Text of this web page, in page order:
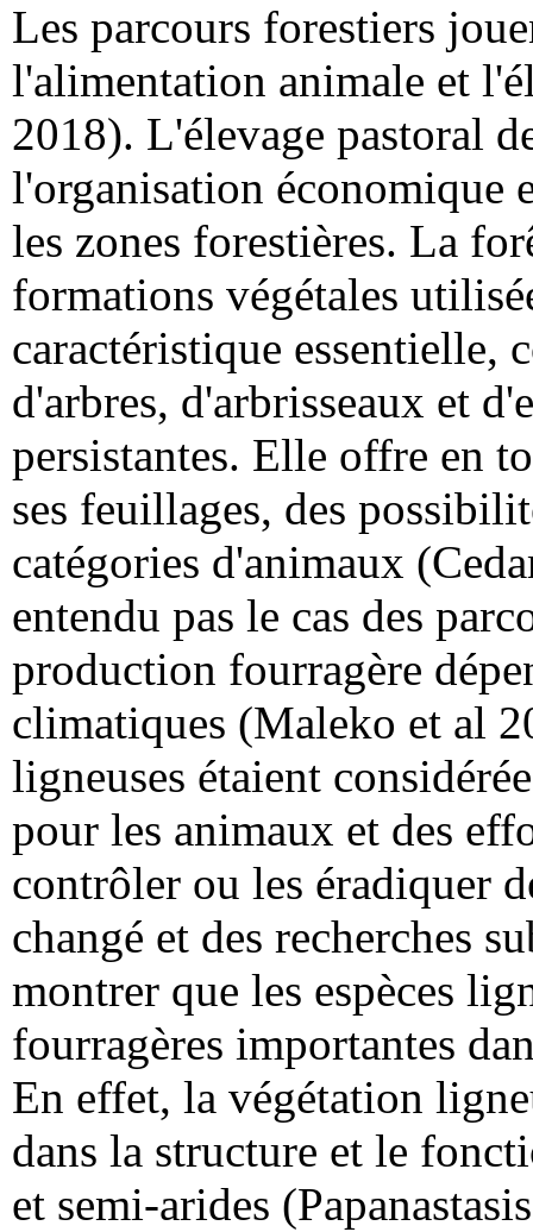
Les parcours forestiers
l'alimentation animale et
2018). L'élevage pastoral
l'organisation économique
les zones forestières. La
formations végétales
caractéristique essentielle,
d'arbres, d'arbrisseaux et
persistantes. Elle offre en
ses feuillages, des
catégories d'animaux
entendu pas le cas des
production fourragère
climatiques (Maleko et al
ligneuses étaient
pour les animaux et des
contrôler ou les éradiquer
changé et des recherches
montrer que les espèces
fourragères importantes
En effet, la végétation
dans la structure et le
et semi-arides